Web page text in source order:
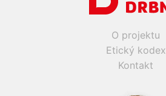
O projektu
Etický kodex
Kontakt